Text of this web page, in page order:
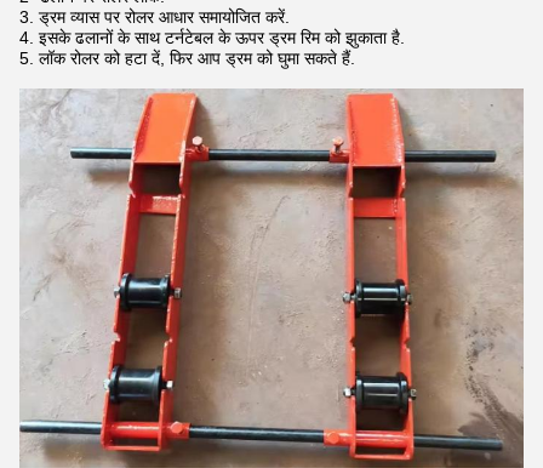
3. ड्रम व्यास पर रोलर आधार समायोजित करें.
4. इसके ढलानों के साथ टर्नटेबल के ऊपर ड्रम रिम को झुकाता है.
5. लॉक रोलर को हटा दें, फिर आप ड्रम को घुमा सकते हैं.